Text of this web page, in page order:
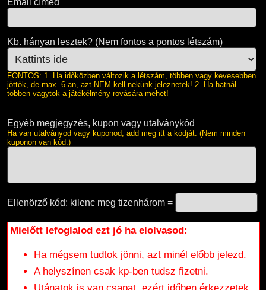
Email címed
Kb. hányan lesztek? (Nem fontos a pontos létszám)
FONTOS: 1. Ha időközben változik a létszám, többen vagy kevesebben
jöttök, de max. 6-an, azt NEM kell nekünk jeleznetek! 2. Ha hatnál
többen vagytok a játékélmény rovására mehet!
Egyéb megjegyzés, kupon vagy utalványkód
Ha van utalványod vagy kuponod, add meg itt a kódját. (Nem minden
kuponon van kód.)
Ellenörző kód: kilenc meg tizenhárom =
Mielőtt lefoglalod ezt jó ha elolvasod:
Ha mégsem tudtok jönni, azt minél előbb jelezd.
A helyszínen csak kp-ben tudsz fizetni.